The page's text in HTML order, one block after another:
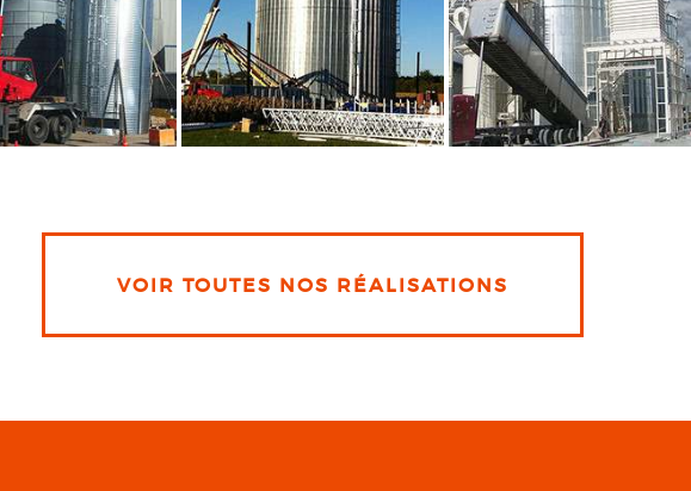
VOIR TOUTES NOS RÉALISATIONS